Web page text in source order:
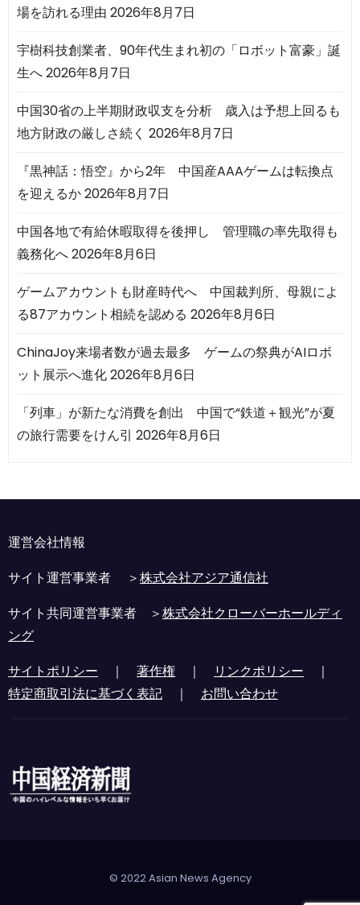
場を訪れる理由 2026年8月7日
宇樹科技創業者、90年代生まれ初の「ロボット富豪」誕
生へ2026年8月7日
中国30省の上半期財政収支を分析 歳入は予想上回るも
地方財政の厳しさ続く 2026年8月7日
『黒神話：悟空』から2年 中国産AAAゲームは転換点
を迎えるか2026年8月7日
中国各地で有給休暇取得を後押し 管理職の率先取得も
義務化へ2026年8月6日
ゲームアカウントも財産時代へ 中国裁判所、母親によ
る87アカウント相続を認める 2026年8月6日
ChinaJoy来場者数が過去最多 ゲームの祭典がAIロボ
ット展示へ進化2026年8月6日
「列車」が新たな消費を創出 中国で“鉄道＋観光”が夏
の旅行需要をけん引 2026年8月6日
運営会社情報
サイト運営事業者 ＞株式会社アジア通信社
サイト共同運営事業者 ＞株式会社クローバーホールディ
ング
サイトポリシー ｜ 著作権 ｜ リンクポリシー ｜
特定商取引法に基づく表記 ｜ お問い合わせ
© 2022 Asian News Agency